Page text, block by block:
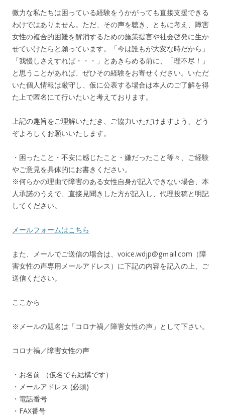
微力な私たちは困っている経験をうかがっても直接支援できる
わけではありません。ただ、その声を聴き、ともに考え、障害
女性の複合的困難を解消するための施策提言や社会啓発に生か
せていけたらと願っています。「今は誰もが大変な時だから」
「我慢しさえすれば・・・」とあきらめる前に、「理不尽！」
と思うことがあれば、ぜひその経験をお寄せください。いただ
いた個人情報は厳守し、仮に公表する場合は本人のご了解を得
た上で匿名にて行いたいと考えております。
上記の趣旨をご理解いただき、ご協力いただけますよう、どう
ぞよろしくお願いいたします。
・困ったこと・不安に感じたこと・嫌だったこと等々、ご経験
やご意見を具体的にお書きください。
※何らかの理由で障害のある女性自身が記入できない場合、本
人承諾のうえで、直接見聞きした方が記入し、代理投稿と明記
してください。
メールフォームはこちら
また、メールでご送信の場合は、voice.wdjp@gｍail.com（障
害女性の声専用メールアドレス）に下記の内容を記入の上、ご
送信ください。
ここから
※メールの題名は「コロナ禍／障害女性の声」として下さい。
コロナ禍／障害女性の声
・お名前 （仮名でも結構です）
・メールアドレス (必須)
・電話番号
・FAX番号